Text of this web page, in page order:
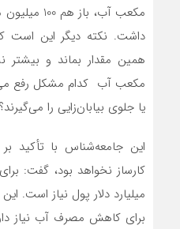
مکعب آب،
داشت. نکته دیگر این
مکعب آب کدام مشکل رفع
یا جلوی بیابان‌زایی را می‌گیرند؟
این جامعه‌شناس با تأکید
میلیارد دلار پول نیاز است.
برای کاهش مصرف آب نیاز